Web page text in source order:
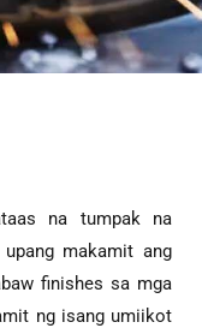
na tumpak na
makamit ang
finishes sa mga
ng isang umiikot